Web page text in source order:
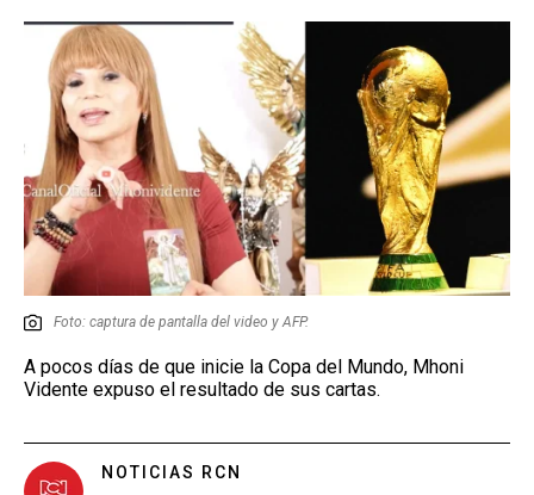
Foto: captura de pantalla del video y AFP.
A pocos días de que inicie la Copa del Mundo, Mhoni
Vidente expuso el resultado de sus cartas.
NOTICIAS RCN